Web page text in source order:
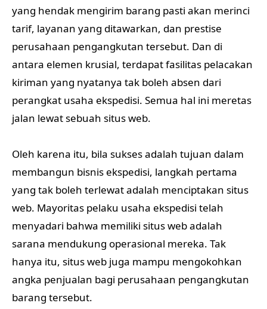
yang hendak mengirim barang pasti akan merinci
tarif, layanan yang ditawarkan, dan prestise
perusahaan pengangkutan tersebut. Dan di
antara elemen krusial, terdapat fasilitas pelacakan
kiriman yang nyatanya tak boleh absen dari
perangkat usaha ekspedisi. Semua hal ini meretas
jalan lewat sebuah situs web.
Oleh karena itu, bila sukses adalah tujuan dalam
membangun bisnis ekspedisi, langkah pertama
yang tak boleh terlewat adalah menciptakan situs
web. Mayoritas pelaku usaha ekspedisi telah
menyadari bahwa memiliki situs web adalah
sarana mendukung operasional mereka. Tak
hanya itu, situs web juga mampu mengokohkan
angka penjualan bagi perusahaan pengangkutan
barang tersebut.